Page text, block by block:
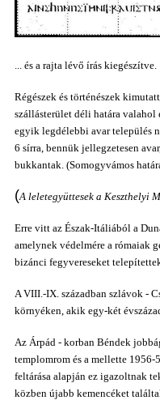
... és a rajta lévő írás kiegészítve.
Régészek és történészek
szállásterület déli határa valahol
egyik legdélebbi avar település
6 sírra, bennük jellegzetesen
bukkantak . (Somogyvámos
(A leletegyüttesek a Keszthelyi
Erre vitt az Észak-Itáliából a
amelynek védelmére a rómaiak
bizánci fegyvereseket
A VIII.-IX. században szlávok -
környéken, akik egy-két
Az Árpád - korban Béndek
templomrom és a mellette 1956-
feltárása alapján ez igazoltnak
közben újabb kemencéket